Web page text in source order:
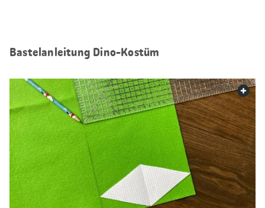
Bastelanleitung Dino-Kostüm